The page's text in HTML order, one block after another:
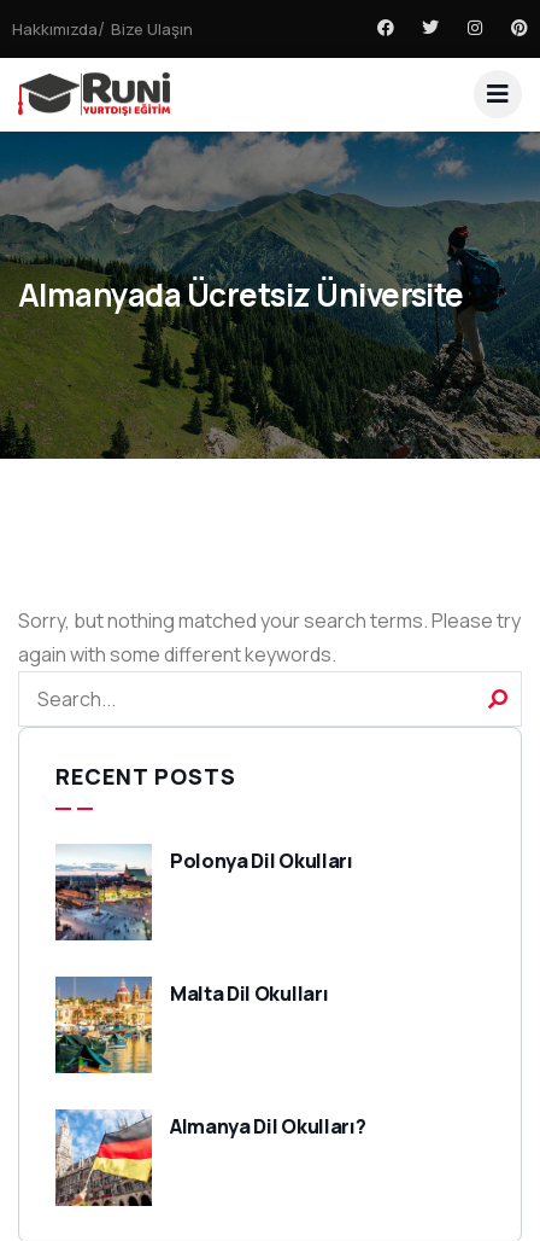
Hakkımızda Bize Ulaşın
Almanyada Ücretsiz Üniversite
Sorry, but nothing matched your search terms. Please try
again with some different keywords.
RECENT POSTS
Polonya Dil Okulları
Malta Dil Okulları
Almanya Dil Okulları?